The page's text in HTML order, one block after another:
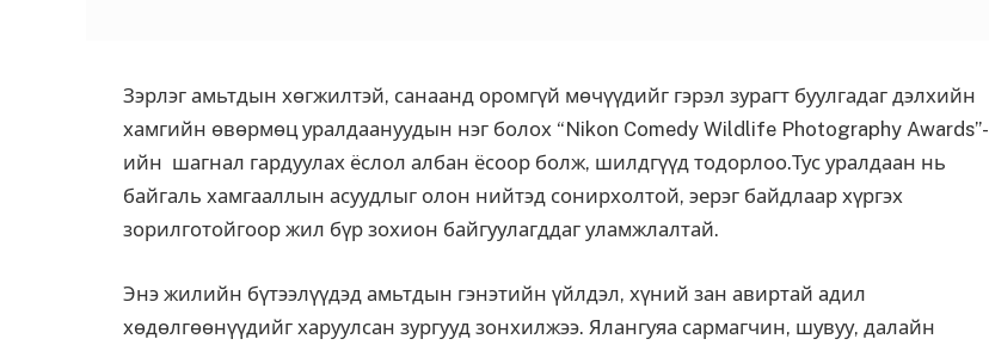
Зэрлэг амьтдын хөгжилтэй, санаанд оромгүй мөчүүдийг гэрэл зурагт буулгадаг дэлхийн
хамгийн өвөрмөц уралдаануудын нэг болох “Nikon Comedy Wildlife Photography Awards”-
ийн шагнал гардуулах ёслол албан ёсоор болж, шилдгүүд тодорлоо.Тус уралдаан нь
байгаль хамгааллын асуудлыг олон нийтэд сонирхолтой, эерэг байдлаар хүргэх
зорилготойгоор жил бүр зохион байгуулагддаг уламжлалтай.
Энэ жилийн бүтээлүүдэд амьтдын гэнэтийн үйлдэл, хүний зан авиртай адил
хөдөлгөөнүүдийг харуулсан зургууд зонхилжээ. Ялангуяа сармагчин, шувуу, далайн